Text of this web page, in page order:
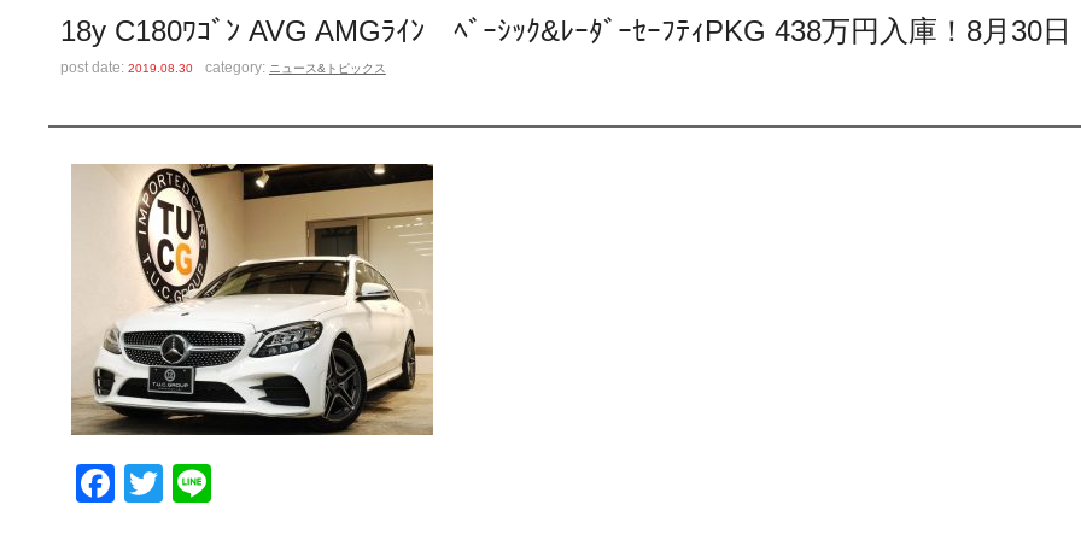
18y C180ﾜｺﾞﾝ AVG AMGﾗｲﾝ ﾍﾞｰｼｯｸ&ﾚｰﾀﾞｰｾｰﾌﾃｨPKG 438万円入庫！8月30日
post date:2019.08.30 category: ニュース&トピックス
Facebook
Twitter